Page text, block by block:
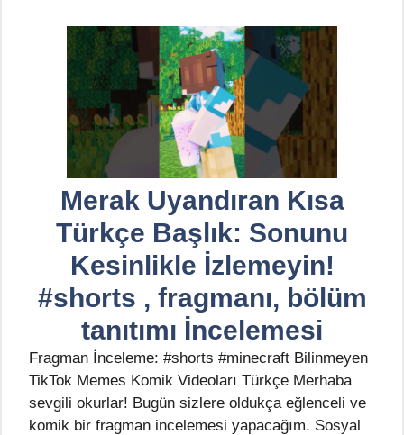
Merak Uyandıran Kısa
Türkçe Başlık: Sonunu
Kesinlikle İzlemeyin!
#shorts , fragmanı, bölüm
tanıtımı İncelemesi
Fragman İnceleme: #shorts #minecraft Bilinmeyen
TikTok Memes Komik Videoları Türkçe Merhaba
sevgili okurlar! Bugün sizlere oldukça eğlenceli ve
komik bir fragman incelemesi yapacağım. Sosyal